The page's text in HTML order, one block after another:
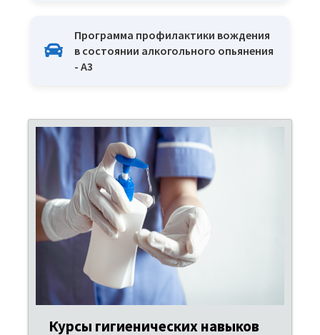
Программа профилактики вождения
в состоянии алкогольного опьянения
- A3
Курсы гигиенических навыков